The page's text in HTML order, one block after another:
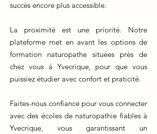
succès encore plus accessible.
La proximité est une priorité. Notre
plateforme met en avant les options de
formation naturopathe situées près de
chez vous à Yvecrique, pour que vous
puissiez étudier avec confort et praticité.
Faites-nous confiance pour vous connecter
avec des écoles de naturopathie fiables à
Yvecrique, vous garantissant un